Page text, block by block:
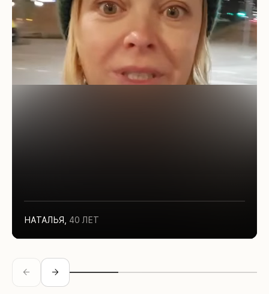
НАТАЛЬЯ, 40 ЛЕТ